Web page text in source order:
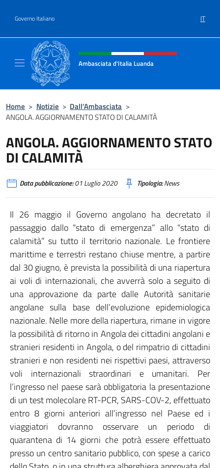
Governo Italiano IT
Intestazione sito, social e menù
Ambasciata d'Italia Luanda
Home > Notizie > Dall’Ambasciata >
ANGOLA. AGGIORNAMENTO STATO DI CALAMITÀ
ANGOLA. AGGIORNAMENTO STATO
DI CALAMITÀ
Data pubblicazione:01 Luglio 2020 Tipologia:News
Il 26 maggio il Governo angolano ha decretato il
passaggio dallo “stato di emergenza” allo “stato di
calamità” su tutto il territorio nazionale. Le frontiere
marittime e terrestri restano chiuse mentre, a partire
dal 30 giugno, è prevista la possibilità di una riapertura
ai voli di internazionali, che avverrà solo a seguito di
una approvazione da parte dalle Autorità sanitarie
angolane sulla base dell’evoluzione epidemiologica
nazionale. Nelle more della riapertura, rimane in vigore
la possibilità di ritorno in Angola dei cittadini angolani e
stranieri residenti in Angola, o del rimpatrio di cittadini
stranieri e non residenti nei rispettivi paesi, attraverso
voli internazionali straordinari e umanitari. Per
l’ingresso nel paese sarà obbligatoria la presentazione
di un test molecolare RT-PCR, SARS-COV-2, effettuato
entro 8 giorni anteriori all’ingresso nel Paese ed i
viaggiatori dovranno osservare un periodo di
quarantena di 14 giorni che potrà essere effettuato
presso un centro sanitario pubblico, con spese a carico